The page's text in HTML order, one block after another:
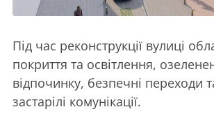
Під час реконструкції вулиці
покриття та освітлення,
відпочинку, безпечні переходи
застарілі комунікації.